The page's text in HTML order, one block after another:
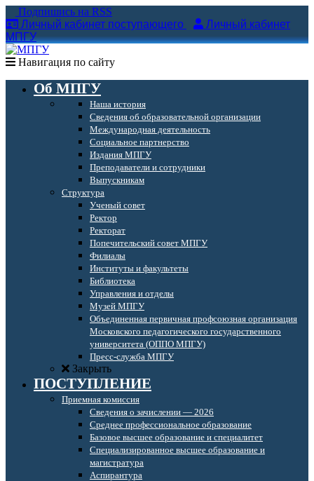
Подпишись на RSS
Личный кабинет поступающего
Личный кабинет
МПГУ
Навигация по сайту
Об МПГУ
Наша история
Сведения об образовательной организации
Международная деятельность
Социальное партнерство
Издания МПГУ
Преподаватели и сотрудники
Выпускникам
Структура
Ученый совет
Ректор
Ректорат
Попечительский совет МПГУ
Филиалы
Институты и факультеты
Библиотека
Управления и отделы
Музей МПГУ
Объединенная первичная профсоюзная организация
Московского педагогического государственного
университета (ОППО МПГУ)
Пресс-служба МПГУ
Закрыть
ПОСТУПЛЕНИЕ
Приемная комиссия
Сведения о зачислении — 2026
Среднее профессиональное образование
Базовое высшее образование и специалитет
Специализированное высшее образование и
магистратура
Аспирантура